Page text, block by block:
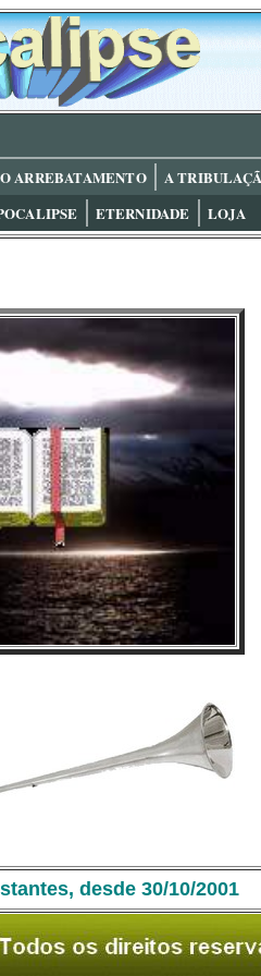
O ARREBATAMENTO
A
ETERNIDADE LOJA
desde 30/10/2001